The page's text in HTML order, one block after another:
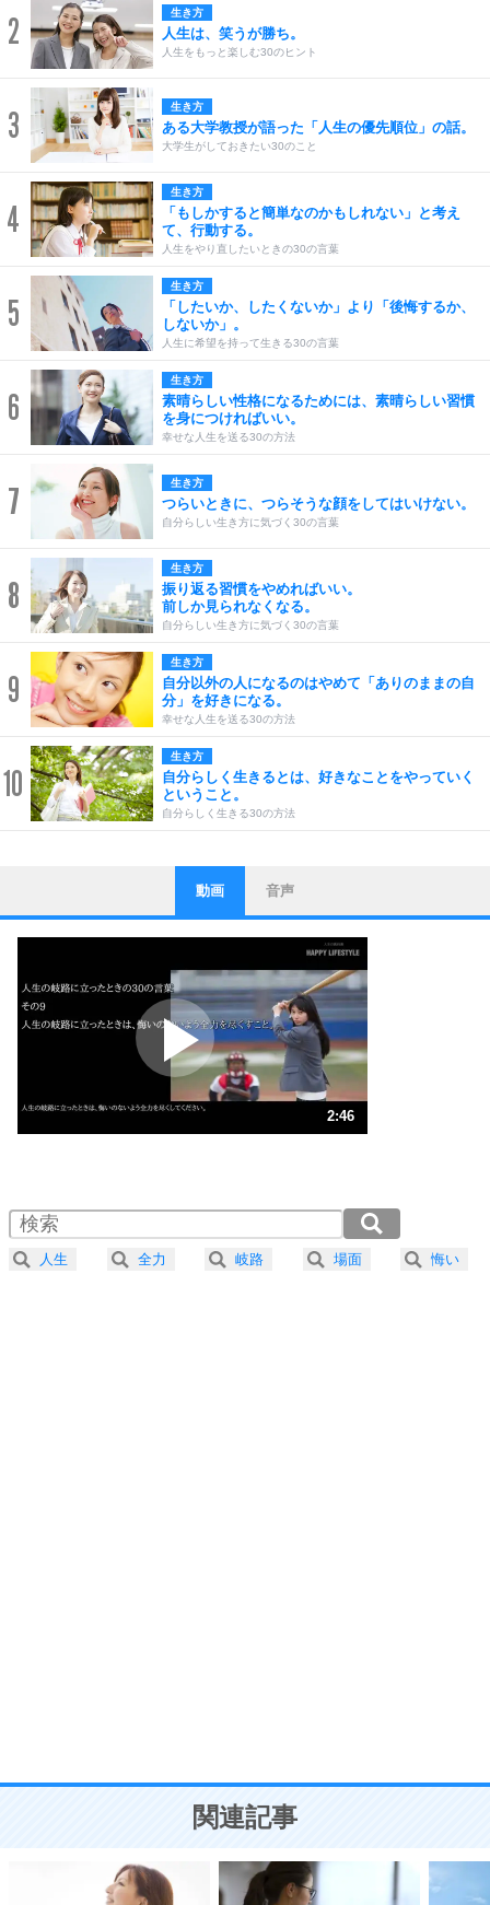
2 生き方
人生は、笑うが勝ち。
人生をもっと楽しむ30のヒント
3 生き方
ある大学教授が語った「人生の優先順位」の話。
大学生がしておきたい30のこと
4
生き方
「もしかすると簡単なのかもしれない」と考え
て、行動する。
人生をやり直したいときの30の言葉
5
生き方
「したいか、したくないか」より「後悔するか、
しないか」。
人生に希望を持って生きる30の言葉
6
生き方
素晴らしい性格になるためには、素晴らしい習慣
を身につければいい。
幸せな人生を送る30の方法
7 生き方
つらいときに、つらそうな顔をしてはいけない。
自分らしい生き方に気づく30の言葉
8
生き方
振り返る習慣をやめればいい。
前しか見られなくなる。
自分らしい生き方に気づく30の言葉
9
生き方
自分以外の人になるのはやめて「ありのままの自
分」を好きになる。
幸せな人生を送る30の方法
10
生き方
自分らしく生きるとは、好きなことをやっていく
ということ。
自分らしく生きる30の方法
1
ストレス対策
他人と比べない。
いっそのこと、他人を見ない。
いらいらしない人になる30の方法
プラス思考
ポジティブになれない原因は、行動しないから。
ポジティブ思考になる30の方法
ストレス対策
人生、なんとかなるもの。
気楽に生きる30の方法
4 器の大きい人は、怒りを優しさで表現する。
プラス思考
ことが大切。
動画 音声
2:46
2.0倍速 （326KB 1分23秒）
2.5倍速 （261KB 1分6秒）
3.0倍速 （217KB 55秒）
人生 全力 岐路 場面 悔い
関連記事